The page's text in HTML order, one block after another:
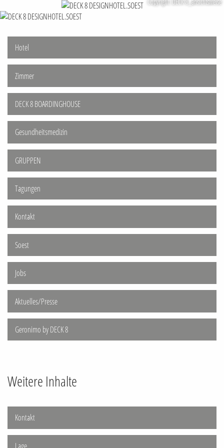
Hotel
Zimmer
DECK 8 BOARDINGHOUSE
Gesundheitsmedizin
GRUPPEN
Tagungen
Kontakt
Soest
Jobs
Aktuelles/Presse
Geronimo by DECK 8
Weitere Inhalte
Kontakt